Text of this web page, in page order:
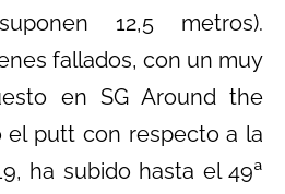
12,5 metros).
fallados, con un muy
en SG Around the
el putt con respecto a la
ha subido hasta el 49ª